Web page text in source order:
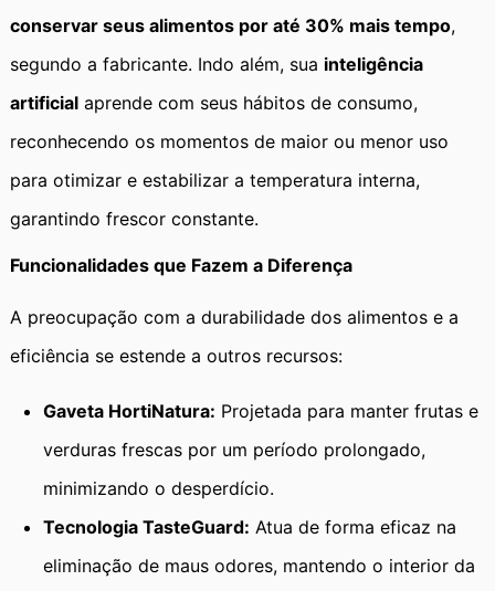
conservar seus alimentos por até 30% mais tempo,
segundo a fabricante. Indo além, sua inteligência
artificial aprende com seus hábitos de consumo,
reconhecendo os momentos de maior ou menor uso
para otimizar e estabilizar a temperatura interna,
garantindo frescor constante.
Funcionalidades que Fazem a Diferença
A preocupação com a durabilidade dos alimentos e a
eficiência se estende a outros recursos:
Gaveta HortiNatura: Projetada para manter frutas e
verduras frescas por um período prolongado,
minimizando o desperdício.
Tecnologia TasteGuard: Atua de forma eficaz na
eliminação de maus odores, mantendo o interior da